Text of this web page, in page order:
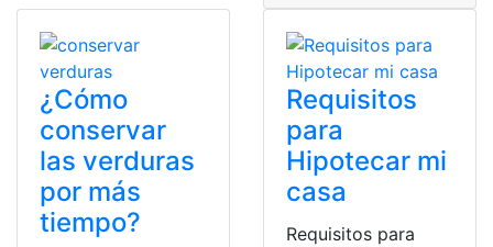
¿Cómo
conservar
las verduras
por más
tiempo?
Requisitos
para
Hipotecar mi
casa
Requisitos para